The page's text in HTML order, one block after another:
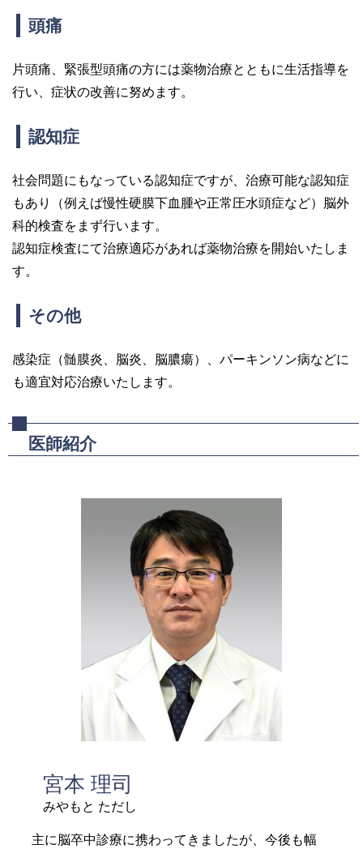
頭痛
片頭痛、緊張型頭痛の方には薬物治療とともに生活指導を
行い、症状の改善に努めます。
認知症
社会問題にもなっている認知症ですが、治療可能な認知症
もあり（例えば慢性硬膜下血腫や正常圧水頭症など）脳外
科的検査をまず行います。
認知症検査にて治療適応があれば薬物治療を開始いたしま
す。
その他
感染症（髄膜炎、脳炎、脳膿瘍）、パーキンソン病などに
も適宜対応治療いたします。
医師紹介
宮本 理司
みやもと ただし
主に脳卒中診療に携わってきましたが、今後も幅